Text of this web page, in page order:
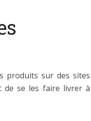
produits sur des sites
de se les faire livrer à